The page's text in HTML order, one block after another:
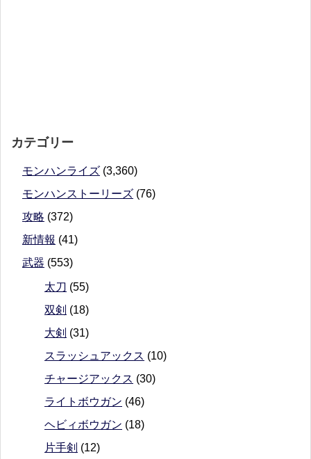
カテゴリー
モンハンライズ (3,360)
モンハンストーリーズ (76)
攻略 (372)
新情報 (41)
武器 (553)
太刀 (55)
双剣 (18)
大剣 (31)
スラッシュアックス (10)
チャージアックス (30)
ライトボウガン (46)
ヘビィボウガン (18)
片手剣 (12)